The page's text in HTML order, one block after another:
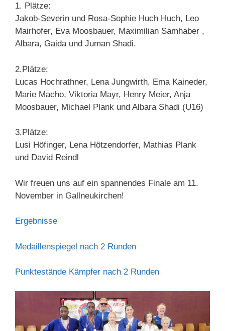
1. Plätze:
Jakob-Severin und Rosa-Sophie Huch Huch, Leo
Mairhofer, Eva Moosbauer, Maximilian Samhaber ,
Albara, Gaida und Juman Shadi.
2.Plätze:
Lucas Hochrathner, Lena Jungwirth, Ema Kaineder,
Marie Macho, Viktoria Mayr, Henry Meier, Anja
Moosbauer, Michael Plank und Albara Shadi (U16)
3.Plätze:
Lusi Höfinger, Lena Hötzendorfer, Mathias Plank
und David Reindl
Wir freuen uns auf ein spannendes Finale am 11.
November in Gallneukirchen!
Ergebnisse
Medaillenspiegel nach 2 Runden
Punktestände Kämpfer nach 2 Runden